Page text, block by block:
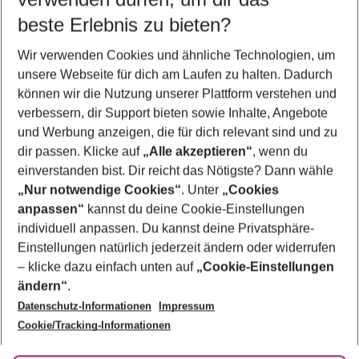
5-8 Nächte
2 Erwachsene Keine Kinder
Mehr Filter anzeigen
Footer
Footer navigation
Über uns
AGB
Bestpreisgarantie
Cookie-Einstellungen ändern
Cookie-Richtlinie
Agenturbetreuung
Barrierefreies Reisen
Folge uns
beste Erlebnis zu bieten?
Wir verwenden Cookies und ähnliche Technologien, um
unsere Webseite für dich am Laufen zu halten. Dadurch
können wir die Nutzung unserer Plattform verstehen und
verbessern, dir Support bieten sowie Inhalte, Angebote
und Werbung anzeigen, die für dich relevant sind und zu
dir passen. Klicke auf „Alle akzeptieren“, wenn du
einverstanden bist. Dir reicht das Nötigste? Dann wähle
„Nur notwendige Cookies“. Unter „Cookies
anpassen“ kannst du deine Cookie-Einstellungen
individuell anpassen. Du kannst deine Privatsphäre-
Einstellungen natürlich jederzeit ändern oder widerrufen
– klicke dazu einfach unten auf „Cookie-Einstellungen
ändern“.
Datenschutz-Informationen
Impressum
Cookie/Tracking-Informationen